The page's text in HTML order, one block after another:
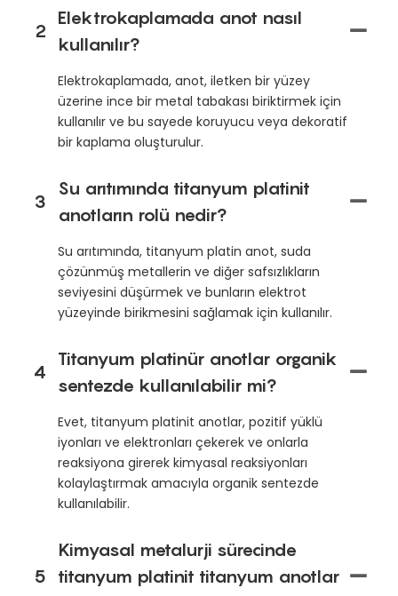
2
Elektrokaplamada anot nasıl
kullanılır?
Elektrokaplamada, anot, iletken bir yüzey
üzerine ince bir metal tabakası biriktirmek için
kullanılır ve bu sayede koruyucu veya dekoratif
bir kaplama oluşturulur.
3
Su arıtımında titanyum platinit
anotların rolü nedir?
Su arıtımında, titanyum platin anot, suda
çözünmüş metallerin ve diğer safsızlıkların
seviyesini düşürmek ve bunların elektrot
yüzeyinde birikmesini sağlamak için kullanılır.
4
Titanyum platinür anotlar organik
sentezde kullanılabilir mi?
Evet, titanyum platinit anotlar, pozitif yüklü
iyonları ve elektronları çekerek ve onlarla
reaksiyona girerek kimyasal reaksiyonları
kolaylaştırmak amacıyla organik sentezde
kullanılabilir.
5
Kimyasal metalurji sürecinde
titanyum platinit titanyum anotlar